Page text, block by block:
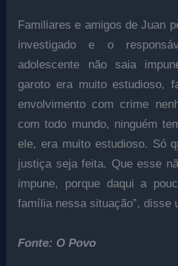
Familiares e amigos de Juan
investigado e o
adolescente não saia
garoto era muito estudioso,
envolvimento com crime
com todo mundo, ninguém
ele, era muito estudioso. Só
justiça seja feita. Que esse
impune, porque daqui a
família nessa situação”, disse
Fonte: O Povo